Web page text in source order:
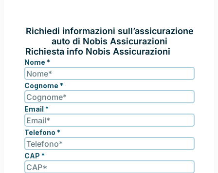
Richiedi informazioni sull’assicurazione
auto di Nobis Assicurazioni
Richiesta info Nobis Assicurazioni
Nome *
Cognome *
Email *
Telefono *
CAP *